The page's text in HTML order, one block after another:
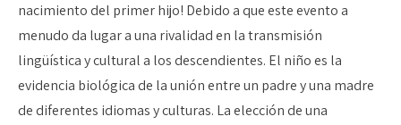
nacimiento del primer hijo! Debido a que este evento a
menudo da lugar a una rivalidad en la transmisión
lingüística y cultural a los descendientes. El niño es la
evidencia biológica de la unión entre un padre y una madre
de diferentes idiomas y culturas. La elección de una